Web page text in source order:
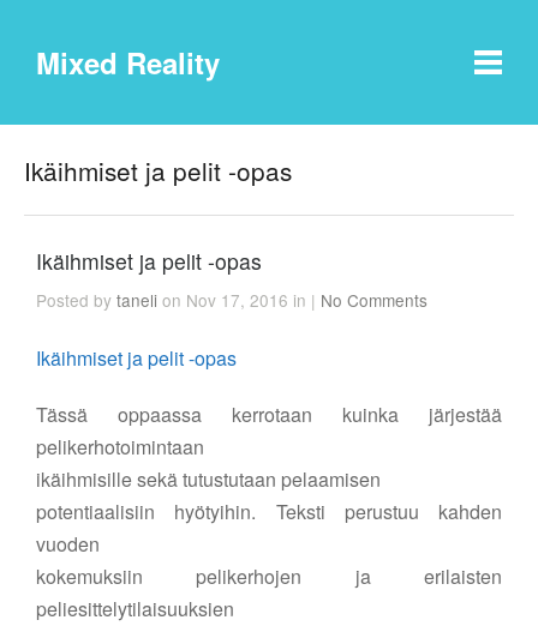
Mixed Reality
Ikäihmiset ja pelit -opas
Ikäihmiset ja pelit -opas
Posted bytaneli on Nov 17, 2016 in | No Comments
Ikäihmiset ja pelit -opas
Tässä oppaassa kerrotaan kuinka järjestää
pelikerhotoimintaan
ikäihmisille sekä tutustutaan pelaamisen
potentiaalisiin hyötyihin. Teksti perustuu kahden
vuoden
kokemuksiin pelikerhojen ja erilaisten
peliesittelytilaisuuksien